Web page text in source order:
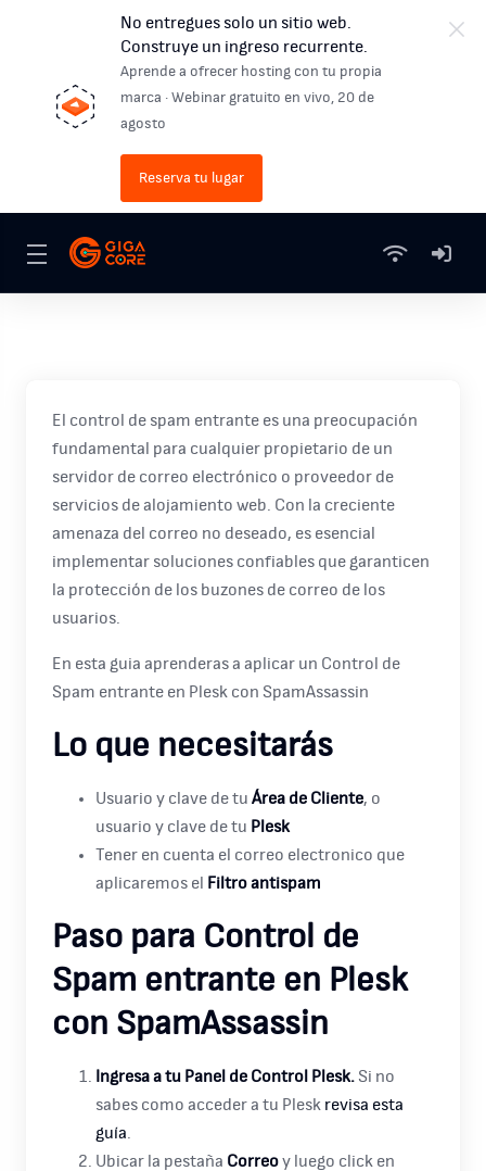
No entregues solo un sitio web.
Construye un ingreso recurrente.
Aprende a ofrecer hosting con tu propia
marca · Webinar gratuito en vivo, 20 de
agosto
Reserva tu lugar
El control de spam entrante es una preocupación
fundamental para cualquier propietario de un
servidor de correo electrónico o proveedor de
servicios de alojamiento web. Con la creciente
amenaza del correo no deseado, es esencial
implementar soluciones confiables que garanticen
la protección de los buzones de correo de los
usuarios.
En esta guia aprenderas a aplicar un Control de
Spam entrante en Plesk con SpamAssassin
Lo que necesitarás
Usuario y clave de tu Área de Cliente, o
usuario y clave de tu Plesk
Tener en cuenta el correo electronico que
aplicaremos el
Filtro antispam
Paso para Control de
Spam entrante en Plesk
con SpamAssassin
Ingresa a tu Panel de Control Plesk. Si no
sabes como acceder a tu Plesk revisa esta
guía
Ubicar la pestaña Correoy luego click en